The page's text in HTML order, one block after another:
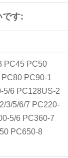
です:
PC45 PC50
PC90-1
5/6 PC128US-2
3/5/6/7 PC220-
5/6 PC360-7
PC650-8